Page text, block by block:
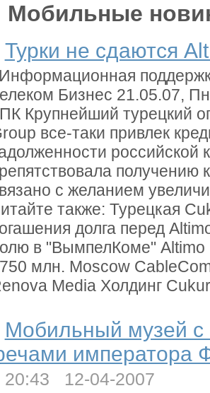
Мобильные
Турки не сдаются
Информационная
Бизнес 21.05.07,
Крупнейший турецкий
все-таки привлек
российской
получению
с желанием
также: Турецкая
долга перед
в "ВымпелКоме" Altimo
млн. Moscow
Media Холдинг
Мобильный музей с
императора
20:43 12-04-2007